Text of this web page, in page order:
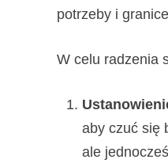
potrzeby i
W celu radzenia
aby czuć się
ale